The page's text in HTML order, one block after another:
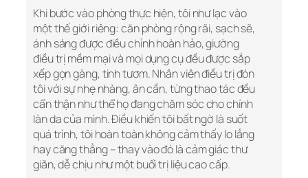
Khi bước vào phòng thực hiện, tôi như lạc vào
một thế giới riêng: căn phòng rộng rãi, sạch sẽ,
ánh sáng được điều chỉnh hoàn hảo, giường
điều trị mềm mại và mọi dụng cụ đều được sắp
xếp gọn gàng, tinh tươm. Nhân viên điều trị đón
tôi với sự nhẹ nhàng, ân cần, từng thao tác đều
cẩn thận như thể họ đang chăm sóc cho chính
làn da của mình. Điều khiến tôi bất ngờ là suốt
quá trình, tôi hoàn toàn không cảm thấy lo lắng
hay căng thẳng – thay vào đó là cảm giác thư
giãn, dễ chịu như một buổi trị liệu cao cấp.